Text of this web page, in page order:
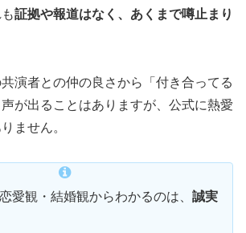
証拠や報道はなく、あくまで噂止まり
演者との仲の良さから「付き合ってる
が出ることはありますが、公式に熱愛
ません。
愛観・結婚観からわかるのは、 誠実